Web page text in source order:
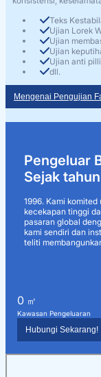
Teks
Ujian Lorek
Ujian
Ujian
Ujian anti
dll.
Mengenai Pengujian
Pengeluar
Sejak
1996. Kami
kecekapan tinggi
pasaran global
kami sendiri dan
teliti
0 ㎡
Kawasan Pengeluaran
Hubungi Sekarang!